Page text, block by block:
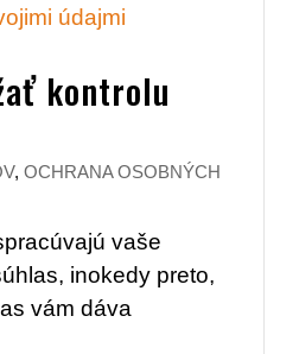
kontrolu
,OCHRANA OSOBNÝCH
vaše
inokedy preto,
vám dáva